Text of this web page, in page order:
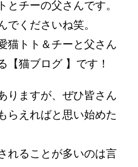
チーの父さんです。
でくださいね笑。
猫トト＆チーと父さん
【猫ブログ 】です！
りますが、ぜひ皆さん
らえればと思い始めた
れることが多いのは言